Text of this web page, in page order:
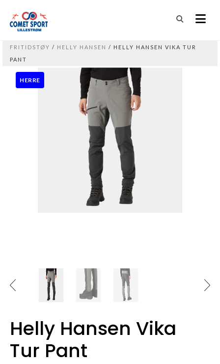
FRITIDSTØY / HELLY HANSEN / HELLY HANSEN VIKA TUR
PANT
HERRE
Helly Hansen Vika
Tur Pant